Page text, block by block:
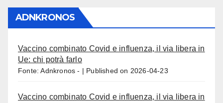
ADNKRONOS
Vaccino combinato Covid e influenza, il via libera in
Ue: chi potrà farlo
Fonte: Adnkronos - Published on 2026-04-23
Vaccino combinato Covid e influenza, il via libera in